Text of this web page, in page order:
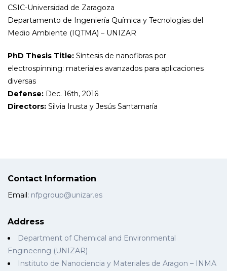
CSIC-Universidad de Zaragoza
Departamento de Ingeniería Química y Tecnologías del
Medio Ambiente (IQTMA) – UNIZAR
PhD Thesis Title: Síntesis de nanofibras por
electrospinning: materiales avanzados para aplicaciones
diversas
Defense: Dec. 16th, 2016
Directors: Silvia Irusta y Jesús Santamaría
Contact Information
Email: nfpgroup@unizar.es
Address
Department of Chemical and Environmental
Engineering (UNIZAR)
Instituto de Nanociencia y Materiales de Aragon – INMA